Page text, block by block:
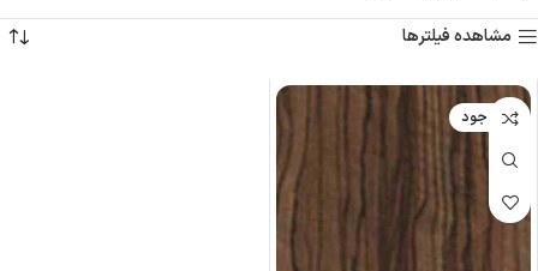
مشاهده فیلترها
ناموجود